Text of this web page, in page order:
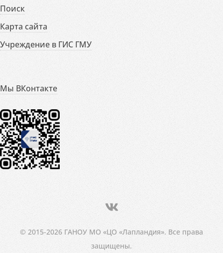
Поиск
Карта сайта
Учреждение в ГИС ГМУ
Мы ВКонтакте
© 2015-2026 ГАНОУ МО «ЦО «Лапландия». Все права
защищены.